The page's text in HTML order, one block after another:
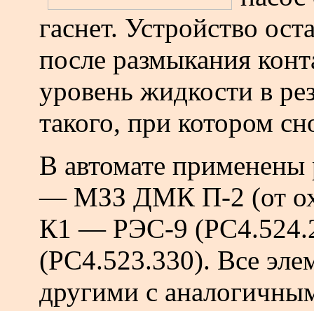
гаснет. Устройство
после размыкания
уровень жидкости в
такого, при котором
В автомате
— МЗЗ ДМК П-2 (от
К1 — РЭС-9
(РС4.523.330). Все
другими с